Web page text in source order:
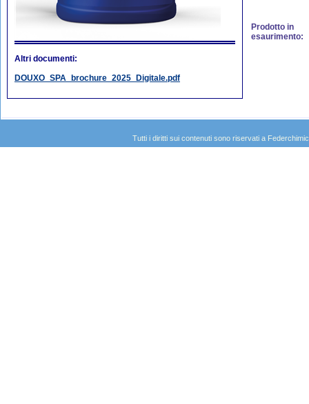
Altri documenti:
DOUXO_SPA_brochure_2025_Digitale.pdf
Prodotto in
esaurimento:
Tutti i diritti sui contenuti sono riservati a